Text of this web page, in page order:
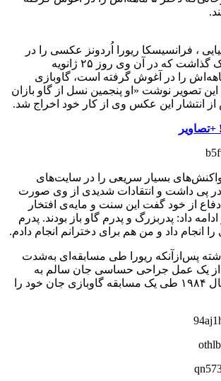
، فرانسیسکا ریورا اُردونز عکسی را در
اینستاگرام به اشتراک گذاشت که در آن وی روز ۲۵ ژانویه
دختر ۵ ماهه‌اش را در آغوش گرفته است، گاوبازی
تصویر نوشت «او پنجمین نسل از گاو بازان
انتشار این عکس وی از کار خود اخراج شد.
بسیار سریعی را در سایت‌های
پی داشت و انتقادات شدیدی از وی صورت
از خود گفت این سنت و مایه‌ی افتخار
داد: پدربزرگ و پدرم گاو باز بودند. پدرم
انجام داد و من هم برای دخترانم انجام دادم.
پس‌ازآنکه ریورا طی مسابقه‌ای به‌شدت
یک عمل جراحی حساسی جان سالم به
درببرد. پدرش نیز سال ۱۹۸۴ طی یک مسابقه گاوبازی جان خود را